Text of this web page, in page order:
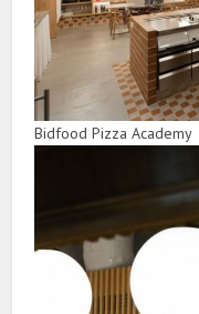
Bidfood Pizza Academy